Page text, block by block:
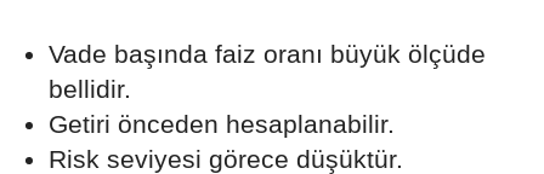
Vade başında faiz oranı büyük ölçüde
bellidir.
Getiri önceden hesaplanabilir.
Risk seviyesi görece düşüktür.